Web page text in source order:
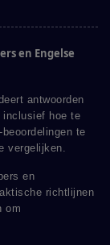
en Engelse
antwoorden
inclusief hoe te
te
vergelijken.
en
richtlijnen
om